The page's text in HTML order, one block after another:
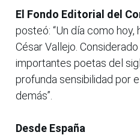
El Fondo Editorial del
posteó: “Un día como hoy,
César Vallejo.
importantes poetas del
profunda sensibilidad por
demás”.
Desde España